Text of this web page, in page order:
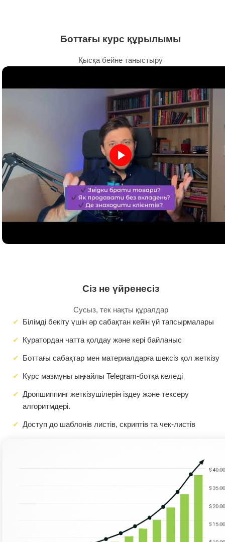
Боттағы курс құрылымы
Қысқа бейне таныстыру
Сіз не үйренесіз
Сусыз, тек нақты құралдар
Білімді бекіту үшін әр сабақтан кейін үй тапсырмалары
Куратордан чатта қолдау және кері байланыс
Боттағы сабақтар мен материалдарға шексіз қол жеткізу
Курс мазмұны ыңғайлы Telegram-ботқа келеді
Дропшиппинг жеткізушілерін іздеу және тексеру
алгоритмдері.
Доступ до шаблонів листів, скриптів та чек-листів